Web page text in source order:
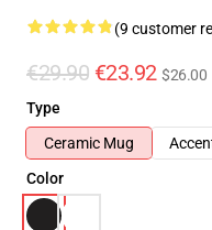
(9 customer
€29.90 €23.92 $26.00
Type
Ceramic Mug
Color